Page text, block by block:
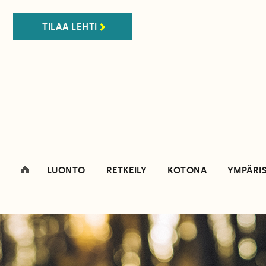
TILAA LEHTI
LUONTO RETKEILY KOTONA